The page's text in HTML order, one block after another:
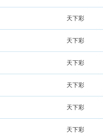
天下彩
天下彩
天下彩
天下彩
天下彩
天下彩